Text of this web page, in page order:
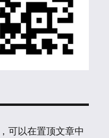
可以在置顶文章中